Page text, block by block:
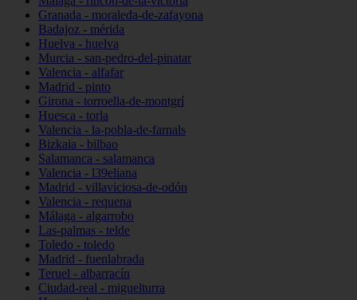
Granada - moraleda-de-zafayona
Badajoz - mérida
Huelva - huelva
Murcia - san-pedro-del-pinatar
Valencia - alfafar
Madrid - pinto
Girona - torroella-de-montgrí
Huesca - torla
Valencia - la-pobla-de-farnals
Bizkaia - bilbao
Salamanca - salamanca
Valencia - l39eliana
Madrid - villaviciosa-de-odón
Valencia - requena
Málaga - algarrobo
Las-palmas - telde
Toledo - toledo
Madrid - fuenlabrada
Teruel - albarracín
Ciudad-real - miguelturra